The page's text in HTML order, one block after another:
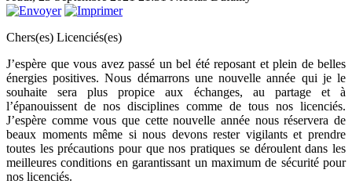
Chers(es) Licenciés(es)
J’espère que vous avez passé un bel été reposant et plein de belles
énergies positives. Nous démarrons une nouvelle année qui je le
souhaite sera plus propice aux échanges, au partage et à
l’épanouissent de nos disciplines comme de tous nos licenciés.
J’espère comme vous que cette nouvelle année nous réservera de
beaux moments même si nous devons rester vigilants et prendre
toutes les précautions pour que nos pratiques se déroulent dans les
meilleures conditions en garantissant un maximum de sécurité pour
nos licenciés.